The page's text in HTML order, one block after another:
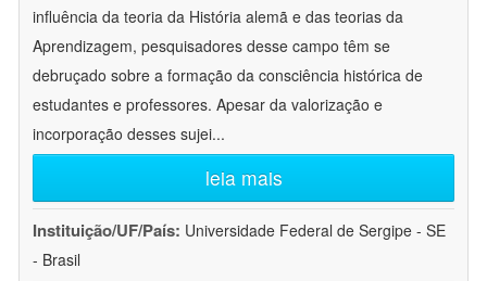
influência da teoria da História alemã e das teorias da
Aprendizagem, pesquisadores desse campo têm se
debruçado sobre a formação da consciência histórica de
estudantes e professores. Apesar da valorização e
incorporação desses sujei...
leia mais
Instituição/UF/País: Universidade Federal de Sergipe - SE
- Brasil